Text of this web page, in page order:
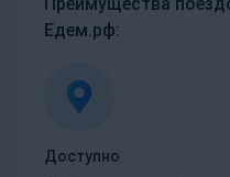
Едем.рф:
Доступно